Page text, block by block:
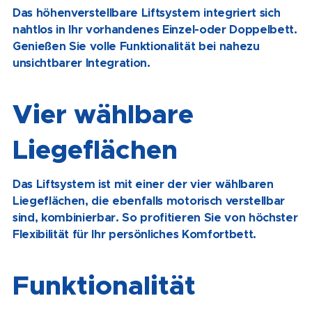
Das höhenverstellbare Liftsystem integriert sich
nahtlos in Ihr vorhandenes Einzel-oder Doppelbett.
Genießen Sie volle Funktionalität bei nahezu
unsichtbarer Integration.
Vier wählbare
Liegeflächen
Das Liftsystem ist mit einer der vier wählbaren
Liegeflächen, die ebenfalls motorisch verstellbar
sind, kombinierbar. So profitieren Sie von höchster
Flexibilität für Ihr persönliches Komfortbett.
Funktionalität